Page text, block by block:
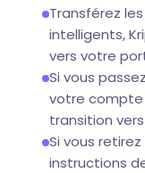
Transférez
intelligents,
vers votre
Si vous
votre compte
transition
Si vous
instructions